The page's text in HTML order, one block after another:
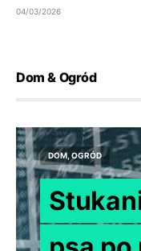
04/03/2026
Dom & Ogród
DOM, OGRÓD